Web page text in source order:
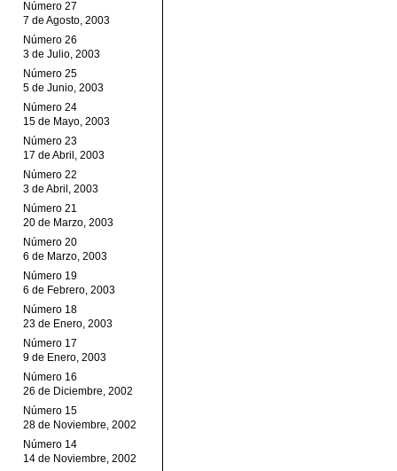
Número 27
7 de Agosto, 2003
Número 26
3 de Julio, 2003
Número 25
5 de Junio, 2003
Número 24
15 de Mayo, 2003
Número 23
17 de Abril, 2003
Número 22
3 de Abril, 2003
Número 21
20 de Marzo, 2003
Número 20
6 de Marzo, 2003
Número 19
6 de Febrero, 2003
Número 18
23 de Enero, 2003
Número 17
9 de Enero, 2003
Número 16
26 de Diciembre, 2002
Número 15
28 de Noviembre, 2002
Número 14
14 de Noviembre, 2002